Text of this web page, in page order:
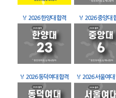
🏅 2026 한양대 합격 🏅 2026 중앙대
🏅 2026 동덕여대 합격 🏅 2026 서울여대